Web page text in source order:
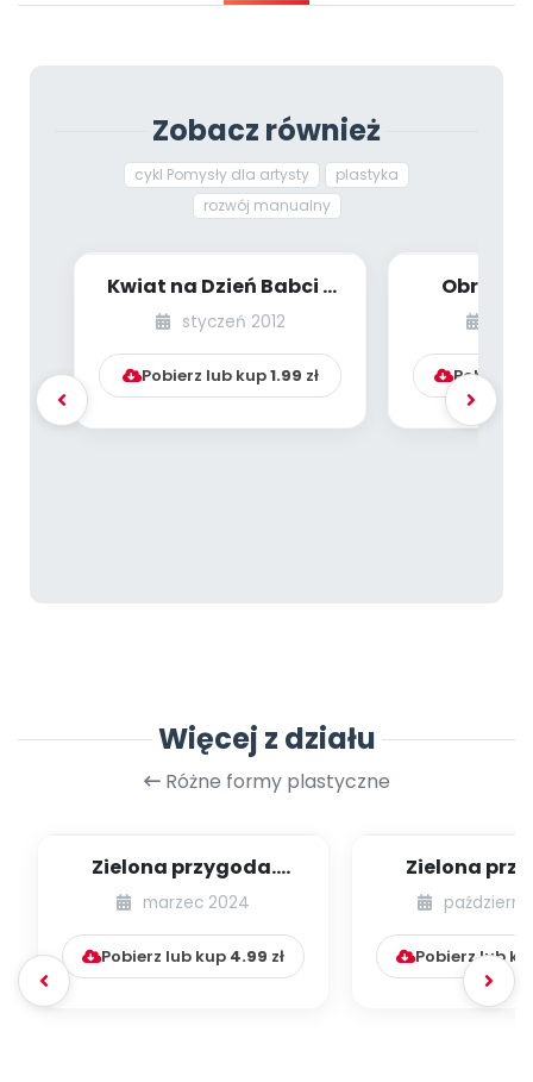
Archiwalne numery
Zobacz również
cykl Pomysły dla artysty
plastyka
rozwój manualny
Kwiat na Dzień Babci •
Bałwanek
styczeń 2012
Pobierz lub kup1.99 zł
(zabawy
Pobierz
Więcej z działu
Różne formy plastyczne
Zielona przygoda.
Wiosenny medal
marzec 2024
Pobierz lub kup 4.99 zł
Zielona
Pobierz lub